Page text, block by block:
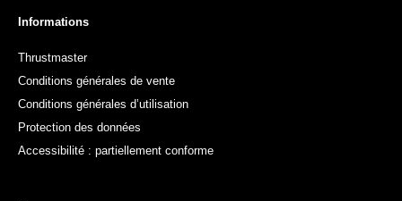
Informations
Thrustmaster
Conditions générales de vente
Conditions générales d’utilisation
Protection des données
Accessibilité : partiellement conforme